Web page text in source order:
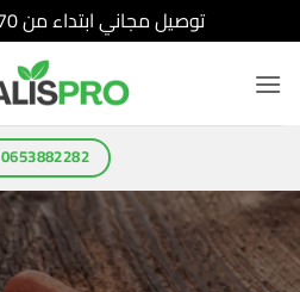
توصيل مجاني ابتداء من 170 درهم
0653882282